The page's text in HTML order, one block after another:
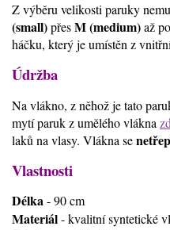
Z výběru velikosti paruky
(small)přesM (medium)až po
háčku, který je umístěn z
Údržba
Na vlákno, z něhož je tato
mytí paruk z umělého vlákna
laků na vlasy. Vlákna se
Vlastnosti
Délka - 90 cm
Materiál- kvalitní syntetické